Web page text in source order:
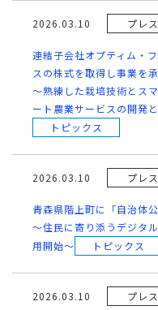
2026.03.10 プレ
連結子会社オプティム・
スの株式を取得し事業を
～熟練した栽培技術とス
ート農業サービスの開発
トピックス
2026.03.10 プレ
青森県階上町に「自治体
〜住民に寄り添うデジタ
用開始〜
トピックス
2026.03.10 プレ